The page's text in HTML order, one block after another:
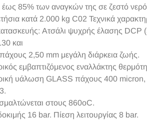
έως 85% των αναγκών της σε ζεστό
κατά 2.000 kg C02 Τεχνικά
Ατσάλι ψυχρής έλασης
και
2,50 mm μεγάλη διάρκεια ζωής.
εμβαπτιζόμενος εναλλάκτης
υάλωση GLASS πάχους 400 micron,
στους 860οC.
16 bar. Πίεση λειτουργίας 8 bar.